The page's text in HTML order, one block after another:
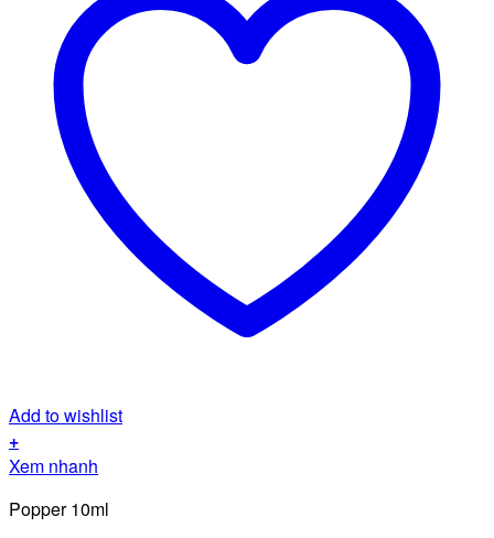
Add to wishlist
+
Xem nhanh
Popper 10ml